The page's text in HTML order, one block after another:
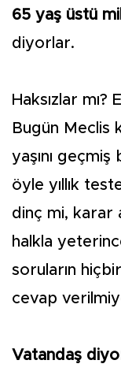
65 yaş üstü
diyorlar.
Haksızlar mı?
Bugün Meclis
yaşını
öyle yıllık
dinç mi, karar
halkla
soruların
cevap
Vatandaş